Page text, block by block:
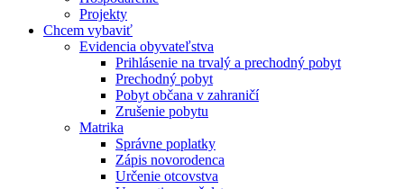
Projekty
Chcem vybaviť
Evidencia obyvateľstva
Prihlásenie na trvalý a prechodný pobyt
Prechodný pobyt
Pobyt občana v zahraničí
Zrušenie pobytu
Matrika
Správne poplatky
Zápis novorodenca
Určenie otcovstva